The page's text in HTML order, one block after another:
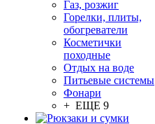
Газ, розжиг
Горелки, плиты,
обогреватели
Косметички
походные
Отдых на воде
Питьевые системы
Фонари
+ ЕЩЕ 9